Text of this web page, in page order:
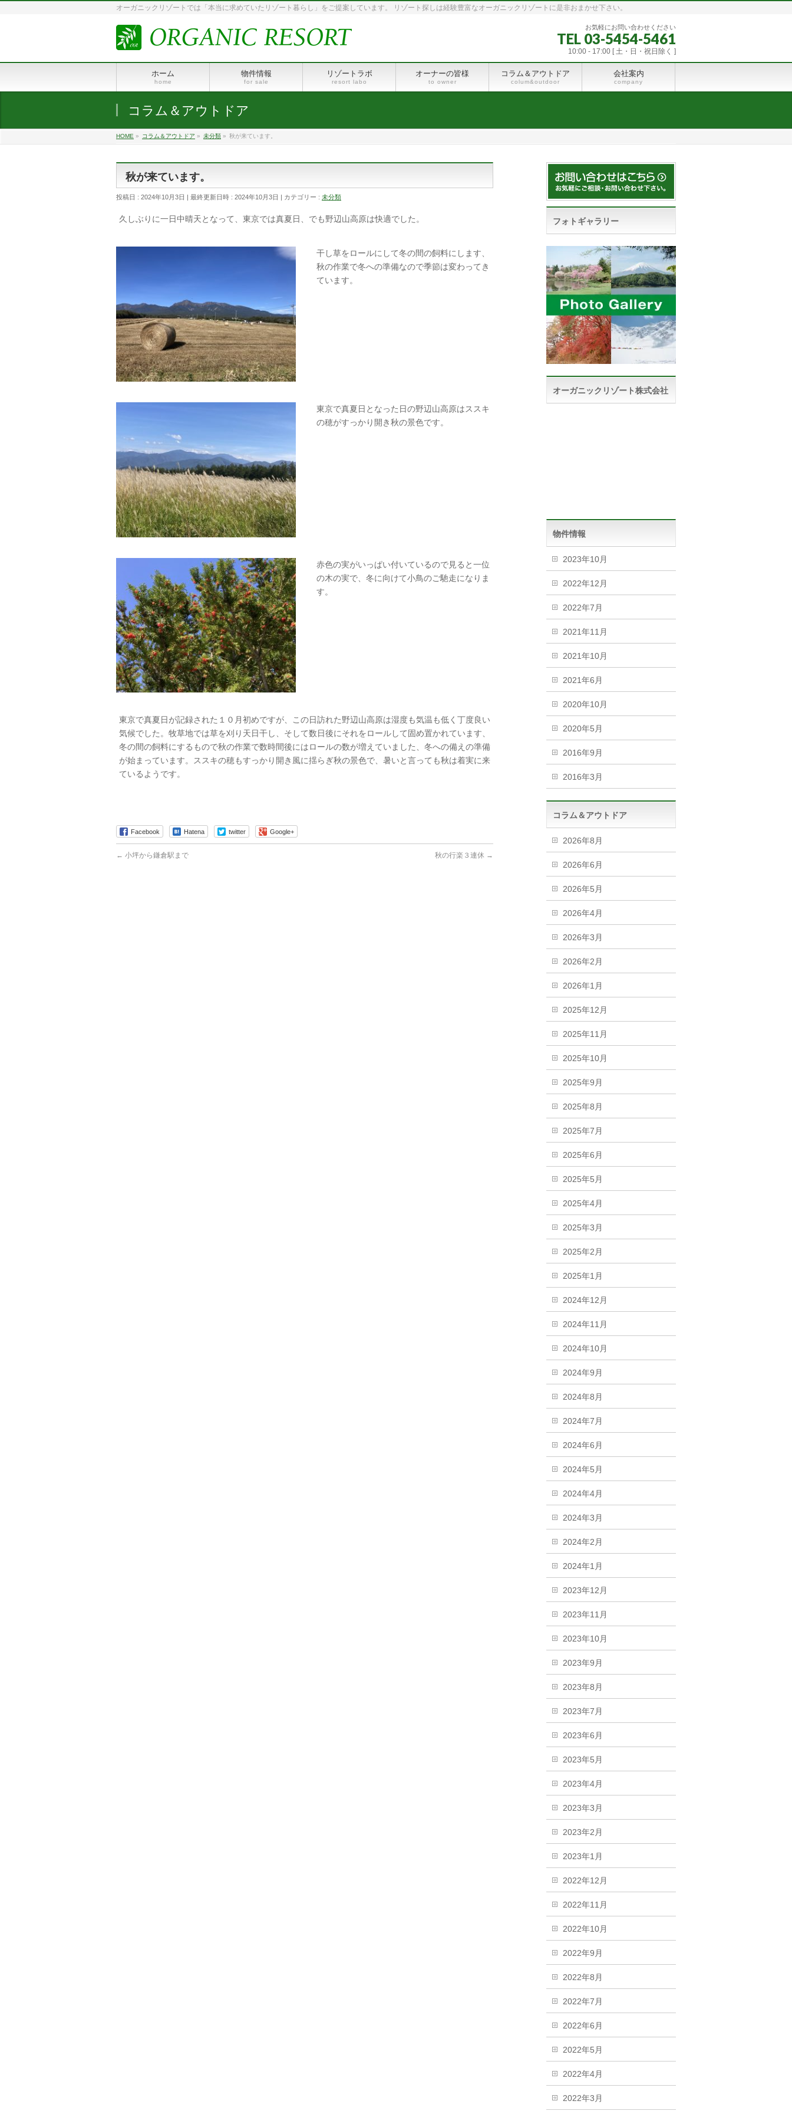
オーガニックリゾートでは「本当に求めていたリゾート暮らし」をご提案しています。 リゾート探しは経験豊富なオーガニックリゾートに是非おまかせ下さい。
お気軽にお問い合わせください
TEL 03-5454-5461
10:00 - 17:00 [ 土・日・祝日除く ]
ホーム
home
物件情報
for sale
リゾートラボ
resort labo
オーナーの皆様
to owner
コラム＆アウトドア
colum&outdoor
会社案内
company
コラム＆アウトドア
HOME » コラム＆アウトドア » 未分類 » 秋が来ています。
秋が来ています。
投稿日 : 2024年10月3日 最終更新日時 : 2024年10月3日 カテゴリー : 未分類
久しぶりに一日中晴天となって、東京では真夏日、でも野辺山高原は快適でした。
干し草をロールにして冬の間の飼料にします、
秋の作業で冬への準備なので季節は変わってき
ています。
東京で真夏日となった日の野辺山高原はススキ
の穂がすっかり開き秋の景色です。
赤色の実がいっぱい付いているので見ると一位
の木の実で、冬に向けて小鳥のご馳走になりま
す。
東京で真夏日が記録された１０月初めですが、この日訪れた野辺山高原は湿度も気温も低く丁度良い
気候でした。牧草地では草を刈り天日干し、そして数日後にそれをロールして固め置かれています、
冬の間の飼料にするもので秋の作業で数時間後にはロールの数が増えていました、冬への備えの準備
が始まっています。ススキの穂もすっかり開き風に揺らぎ秋の景色で、暑いと言っても秋は着実に来
ているようです。
Facebook Hatena twitter Google+
← 小坪から鎌倉駅まで 秋の行楽３連休 →
フォトギャラリー
オーガニックリゾート株式会社
物件情報
2023年10月
2022年12月
2022年7月
2021年11月
2021年10月
2021年6月
2020年10月
2020年5月
2016年9月
2016年3月
コラム＆アウトドア
2026年8月
2026年6月
2026年5月
2026年4月
2026年3月
2026年2月
2026年1月
2025年12月
2025年11月
2025年10月
2025年9月
2025年8月
2025年7月
2025年6月
2025年5月
2025年4月
2025年3月
2025年2月
2025年1月
2024年12月
2024年11月
2024年10月
2024年9月
2024年8月
2024年7月
2024年6月
2024年5月
2024年4月
2024年3月
2024年2月
2024年1月
2023年12月
2023年11月
2023年10月
2023年9月
2023年8月
2023年7月
2023年6月
2023年5月
2023年4月
2023年3月
2023年2月
2023年1月
2022年12月
2022年11月
2022年10月
2022年9月
2022年8月
2022年7月
2022年6月
2022年5月
2022年4月
2022年3月